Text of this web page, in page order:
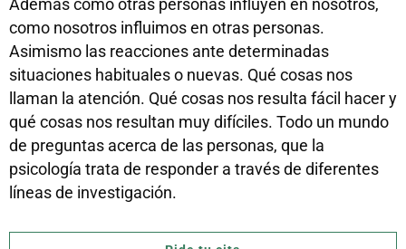
Además como otras personas influyen en nosotros,
como nosotros influimos en otras personas.
Asimismo las reacciones ante determinadas
situaciones habituales o nuevas. Qué cosas nos
llaman la atención. Qué cosas nos resulta fácil hacer y
qué cosas nos resultan muy difíciles. Todo un mundo
de preguntas acerca de las personas, que la
psicología trata de responder a través de diferentes
líneas de investigación.